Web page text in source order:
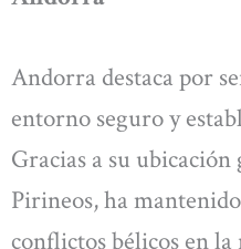
Andorra destaca por
entorno seguro y
Gracias a su
Pirineos, ha
conflictos bélicos en